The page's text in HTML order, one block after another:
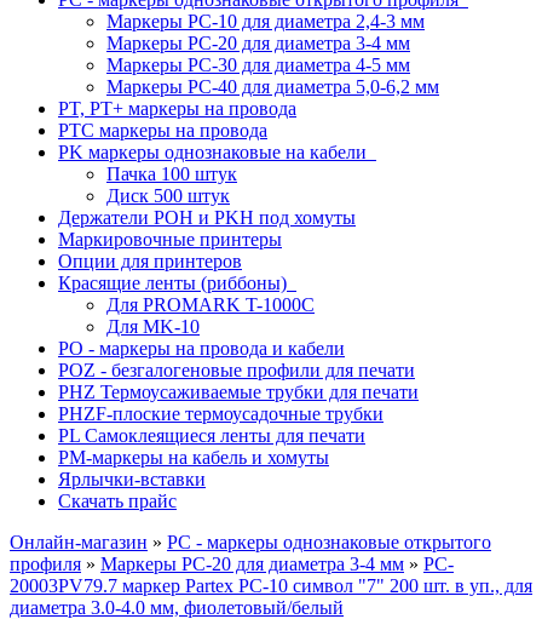
Маркеры PC-10 для диаметра 2,4-3 мм
Маркеры PC-20 для диаметра 3-4 мм
Маркеры PC-30 для диаметра 4-5 мм
Маркеры PC-40 для диаметра 5,0-6,2 мм
PT, PT+ маркеры на провода
PTC маркеры на провода
PK маркеры однознаковые на кабели
Пачка 100 штук
Диск 500 штук
Держатели POH и PKH под хомуты
Маркировочные принтеры
Опции для принтеров
Красящие ленты (риббоны)
Для PROMARK T-1000C
Для MK-10
PO - маркеры на провода и кабели
POZ - безгалогеновые профили для печати
PHZ Термоусаживаемые трубки для печати
PHZF-плоские термоусадочные трубки
PL Самоклеящиеся ленты для печати
PM-маркеры на кабель и хомуты
Ярлычки-вставки
Скачать прайс
Онлайн-магазин » PC - маркеры однознаковые открытого
профиля » Маркеры PC-20 для диаметра 3-4 мм » PC-
20003PV79.7 маркер Partex PC-10 символ "7" 200 шт. в уп., для
диаметра 3.0-4.0 мм, фиолетовый/белый